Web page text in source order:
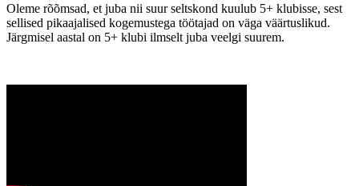
Oleme rõõmsad, et juba nii suur seltskond kuulub 5+ klubisse, sest
sellised pikaajalised kogemustega töötajad on väga väärtuslikud.
Järgmisel aastal on 5+ klubi ilmselt juba veelgi suurem.